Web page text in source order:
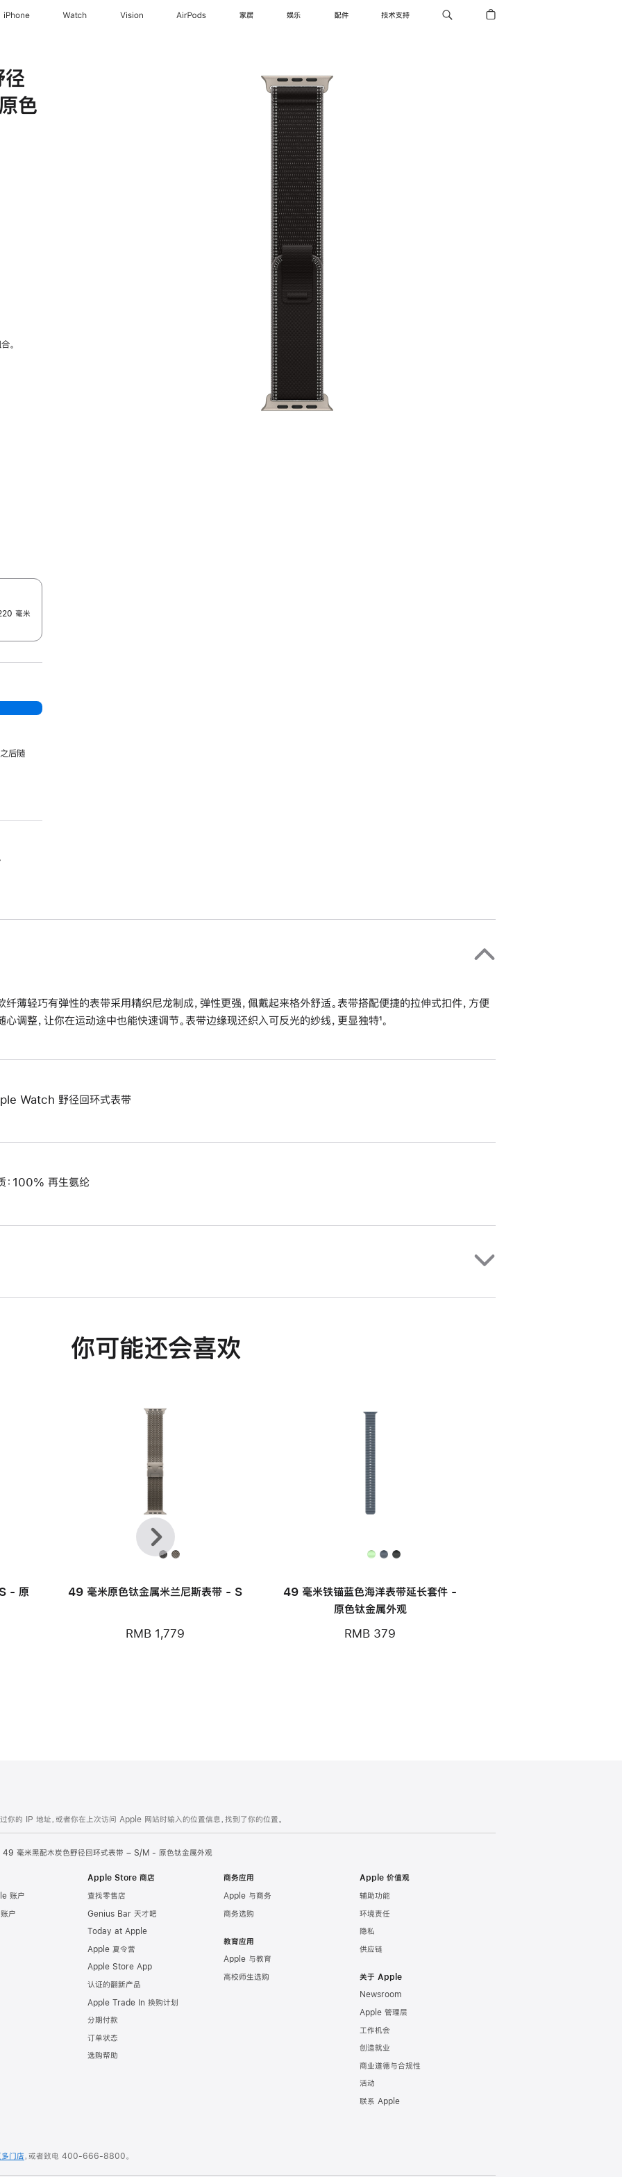
iPhone Watch Vision AirPods 家居 娱乐 配件 技术支持
色
。
毫米
后随
纤薄轻巧有弹性的表带采用精织尼龙制成，弹性更强，佩戴起来格外舒适。表带搭配便捷的拉伸式扣件，方便
心调整，让你在运动途中也能快速调节。表带边缘现还织入可反光的纱线，更显独特¹。
Watch 野径回环式表带
：100% 再生氨纶
你可能还会喜欢
- 原 49 毫米原色钛金属米兰尼斯表带 - S
RMB 1,779
49 毫米铁锚蓝色海洋表带延长套件 -
原色钛金属外观
RMB 379
上
一
个
下
一
个
你的 IP 地址，或者你在上次访问 Apple 网站时输入的位置信息，找到了你的位置。
49 毫米黑配木炭色野径回环式表带 – S/M - 原色钛金属外观
账户
户
Apple Store 商店
查找零售店
Genius Bar 天才吧
Today at Apple
Apple 夏令营
Apple Store App
认证的翻新产品
Apple Trade In 换购计划
分期付款
订单状态
选购帮助
商务应用
Apple 与商务
商务选购
教育应用
Apple 与教育
高校师生选购
Apple 价值观
辅助功能
环境责任
隐私
供应链
关于 Apple
Newsroom
Apple 管理层
工作机会
创造就业
商业道德与合规性
活动
联系 Apple
多门店，或者致电 400-666-8800。